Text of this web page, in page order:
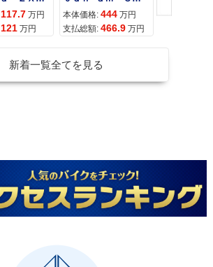
117.7 万円
121 万円
本体価格: 444 万円
支払総額: 466.9 万円
本体価格:
新着一覧全てを見る